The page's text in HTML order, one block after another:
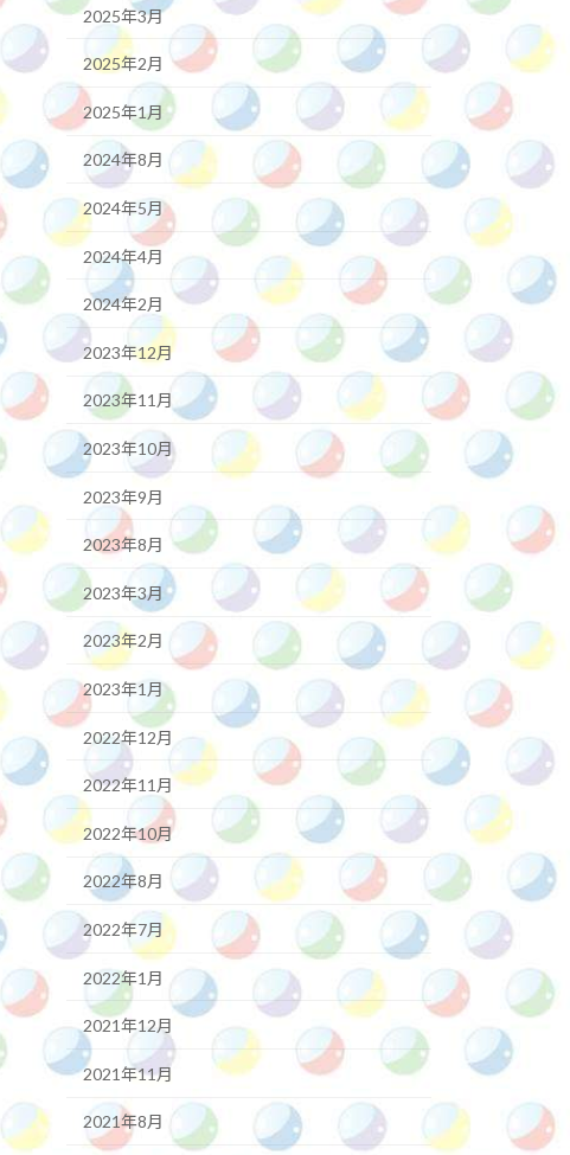
2025年3月
2025年2月
2025年1月
2024年8月
2024年5月
2024年4月
2024年2月
2023年12月
2023年11月
2023年10月
2023年9月
2023年8月
2023年3月
2023年2月
2023年1月
2022年12月
2022年11月
2022年10月
2022年8月
2022年7月
2022年1月
2021年12月
2021年11月
2021年8月